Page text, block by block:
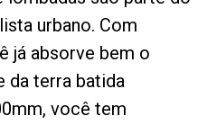
urbano. Com
já absorve bem o
da terra batida
você tem